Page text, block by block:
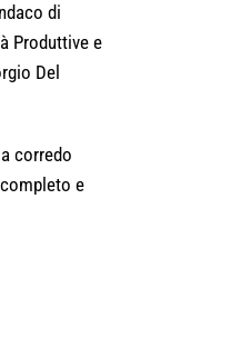
di
Produttive e
Del
corredo
e